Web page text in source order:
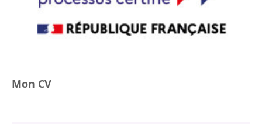
Mon CV